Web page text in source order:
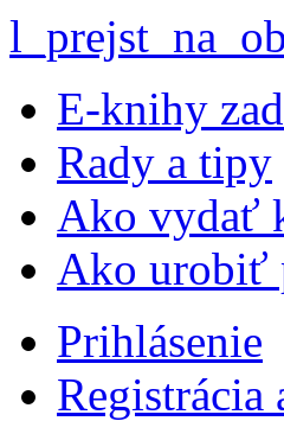
E-knihy
Rady a tipy
Ako vydať
Ako urobiť
Prihlásenie
Registrácia